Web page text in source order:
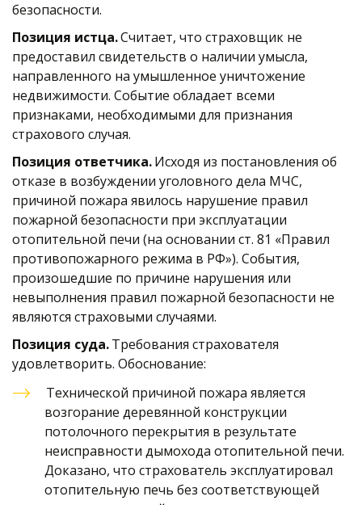
безопасности.
Позиция истца. Считает, что страховщик не
предоставил свидетельств о наличии умысла,
направленного на умышленное уничтожение
недвижимости. Событие обладает всеми
признаками, необходимыми для признания
страхового случая.
Позиция ответчика. Исходя из постановления об
отказе в возбуждении уголовного дела МЧС,
причиной пожара явилось нарушение правил
пожарной безопасности при эксплуатации
отопительной печи (на основании ст. 81 «Правил
противопожарного режима в РФ»). События,
произошедшие по причине нарушения или
невыполнения правил пожарной безопасности не
являются страховыми случаями.
Позиция суда. Требования страхователя
удовлетворить. Обоснование:
Технической причиной пожара является
возгорание деревянной конструкции
потолочного перекрытия в результате
неисправности дымохода отопительной печи.
Доказано, что страхователь эксплуатировал
отопительную печь без соответствующей